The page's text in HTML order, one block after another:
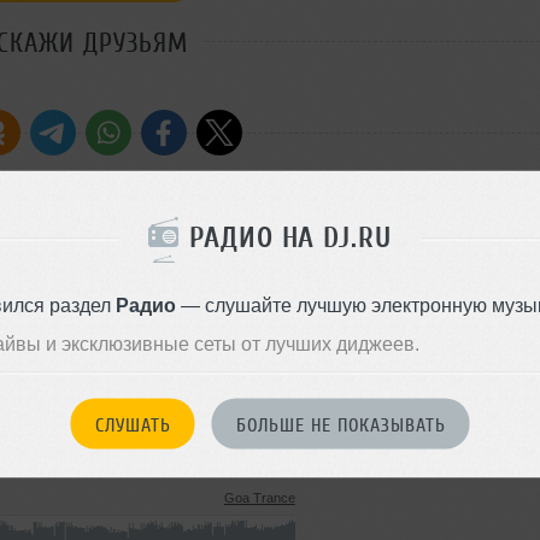
РАДИО НА DJ.RU
раздел Радио— слушайте лучшую электронную
и эксклюзивные сеты от лучших диджеев.
СЛУШАТЬ БОЛЬШЕ НЕ ПОКАЗЫВАТЬ
ДРУЗЬЯМ
Goa Trance
03 апреля 2010
Goa Trance